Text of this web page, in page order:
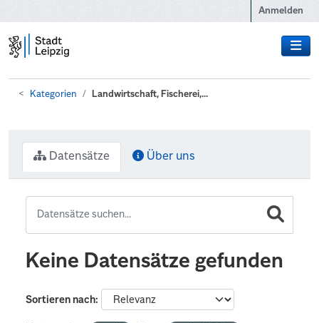
Anmelden
Kategorien Landwirtschaft, Fischerei,...
Datensätze Über uns
Keine Datensätze gefunden
Sortieren nach